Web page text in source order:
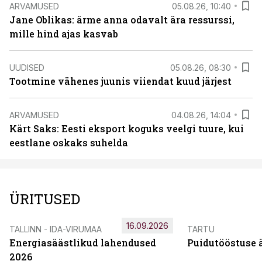
ARVAMUSED 05.08.26, 10:40
Jane Oblikas: ärme anna odavalt ära ressurssi,
mille hind ajas kasvab
UUDISED 05.08.26, 08:30
Tootmine vähenes juunis viiendat kuud järjest
ARVAMUSED 04.08.26, 14:04
Kärt Saks: Eesti eksport koguks veelgi tuure, kui
eestlane oskaks suhelda
ÜRITUSED
TALLINN - IDA-VIRUMAA
Energiasäästlikud lahendused
2026
16.09.2026 TARTU
Puidutööstuse